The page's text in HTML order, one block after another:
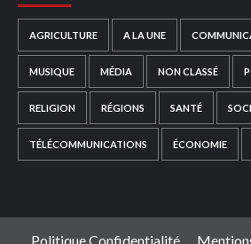
AGRICULTURE A LA UNE
MUSIQUE MÉDIA NON CLASSÉ
RELIGION RÉGIONS SANTÉ
TÉLÉCOMMUNICATIONS ÉCONOMIE
Politique Confidentialité